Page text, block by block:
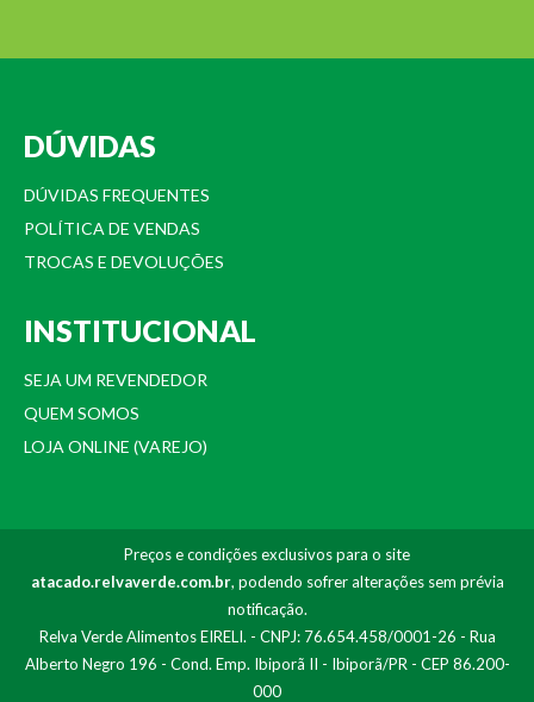
DÚVIDAS
DÚVIDAS FREQUENTES
POLÍTICA DE VENDAS
TROCAS E DEVOLUÇÕES
INSTITUCIONAL
SEJA UM REVENDEDOR
QUEM SOMOS
LOJA ONLINE (VAREJO)
Preços e condições exclusivos para o site
atacado.relvaverde.com.br, podendo sofrer alterações sem prévia
notificação.
Relva Verde Alimentos EIRELI. - CNPJ: 76.654.458/0001-26 - Rua
Alberto Negro 196 - Cond. Emp. Ibiporã II - Ibiporã/PR - CEP 86.200-
000